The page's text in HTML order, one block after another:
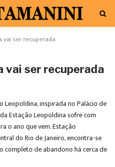
vai ser recuperada
vai ser recuperada
Leopoldina, inspirada no Palácio de
Estação Leopoldina sofre com
o ano que vem. Estação
do Rio de Janeiro, encontra-se
completo de abandono há cerca de